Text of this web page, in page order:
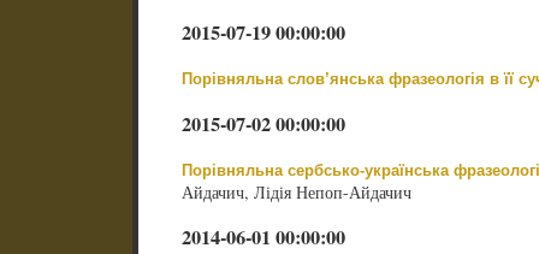
2015-07-19 00:00:00
Порівняльна слов’янська фразеологія в її
2015-07-02 00:00:00
Порівняльна сербсько-українська
Айдачич, Лідія Непоп-Айдачич
2014-06-01 00:00:00